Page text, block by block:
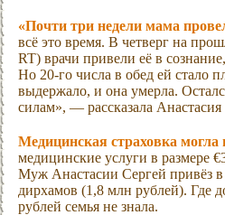
«Почти три недели мама
всё это время. В четверг на
RT) врачи привели её в
Но 20-го числа в обед ей стало
выдержало, и она умерла.
силам», — рассказала Анастасия
Медицинская страховка
медицинские услуги в размере
Муж Анастасии Сергей привёз
дирхамов (1,8 млн рублей). Где
рублей семья не знала.